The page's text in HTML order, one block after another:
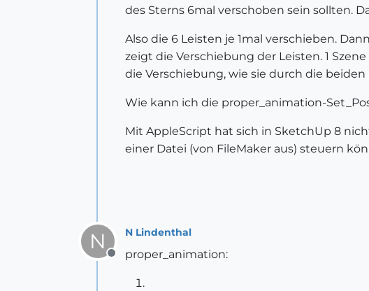
des Sterns 6mal verschoben sein sollten.
Also die 6 Leisten je 1mal verschieben.
zeigt die Verschiebung der Leisten. 1
die Verschiebung, wie sie durch die
Wie kann ich die proper_animation-
Mit AppleScript hat sich in SketchUp 8
einer Datei (von FileMaker aus) steuern
N
Offline
N Lindenthal
proper_animation: